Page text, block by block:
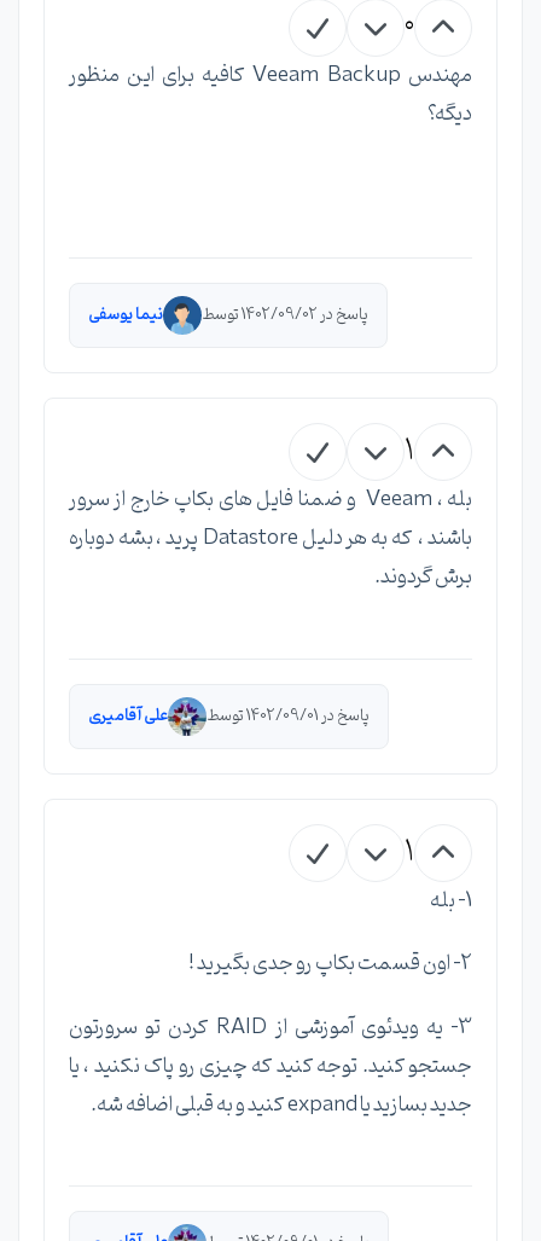
0
مهندس Veeam Backup کافیه برای این منظور
دیگه؟
پاسخ در 1402/09/02 توسط نیما یوسفی
1
بله ، Veeam و ضمنا فایل های بکاپ خارج از سرور
باشند ، که به هر دلیل Datastore پرید ، بشه دوباره
برش گردوند.
پاسخ در 1402/09/01 توسط علی آقامیری
1
1- بله
2- اون قسمت بکاپ رو جدی بگیرید !
3- یه ویدئوی آموزشی از RAID کردن تو سرورتون
جستجو کنید. توجه کنید که چیزی رو پاک نکنید ، یا
جدید بسازید یا expand کنید و به قبلی اضافه شه.